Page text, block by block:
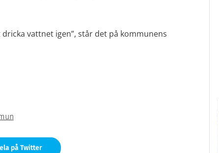
vattnet igen”, står det på kommunens
på Twitter